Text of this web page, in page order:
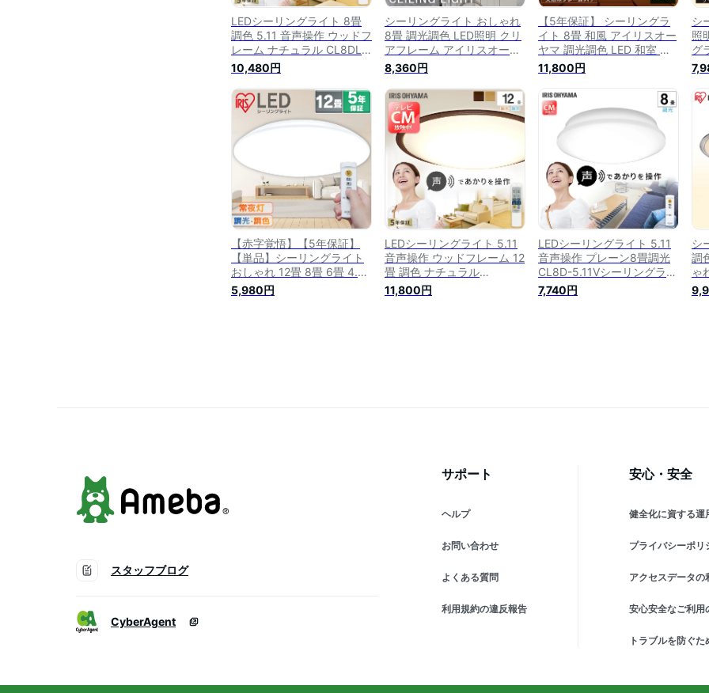
LEDシーリングライト 8畳
調色 5.11 音声操作 ウッドフ
レーム ナチュラル CL8DL-
5.11WFV-Uシーリングライ
ト シーリング ライト LED
調光 調色 メタルサーキット
電気 節電 音声 声で操作 声
操作 アイリスオーヤマ【あ
す楽】
10,480円
シーリングライト おしゃれ
8畳 調光調色 LED照明 クリ
アフレーム アイリスオーヤ
マ 天井照明 取付簡単 リビ
ング ダイニング 寝室 照明
器具 簡単設置 工事不要
CL8DL-5.1CF 照明
8,360円
【5年保証】 シーリングラ
イト 8畳 和風 アイリスオー
ヤマ 調光調色 LED 和室 四
角 照明 天井照明 和室 ライ
ト リモコン 調光調色 おし
ゃれ 省エネ LED リモコン
LEDシーリングライト モダ
ン 天井照明 LED照明 調光
調色 リビング 寝室 ダイニ
ング 薄型 CL8DL-
5.1JM[2603SI]
11,800円
シ
照
グ
ラ
コ
能
【赤字覚悟】【5年保証】
【単品】シーリングライト
おしゃれ 12畳 8畳 6畳 4.5
畳 4畳 調光調色 CEA-
2012DL LEDシーリングライ
5,980円
LEDシーリングライト 5.11
音声操作 ウッドフレーム 12
畳 調色 ナチュラル
CL12DL-5.11WFV-U送料無
料 シーリングライト ライト
11,800円
LEDシーリングライト 5.11
音声操作 プレーン8畳調光
CL8D-5.11Vシーリングライ
ト シーリング ライト らい
と メタルサーキットシリー
7,740円
シ
調
ゃ
調
スタッフブログ
CyberAgent
サポート
ヘルプ
お問い合わせ
よくある質問
利用規約の違反報告
安心・安全
健全化に資する運
プライバシーポリ
アクセスデータの
安心安全なご利用
トラブルを防ぐた